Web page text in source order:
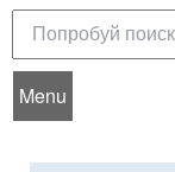
Menu